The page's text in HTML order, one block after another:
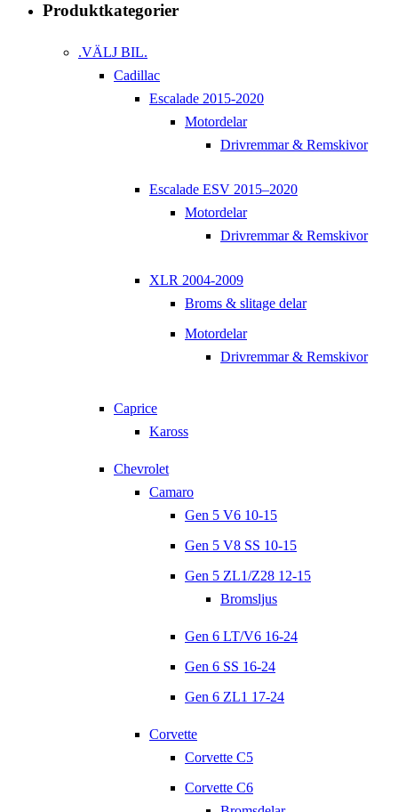
Produktkategorier
.VÄLJ BIL.
Cadillac
Escalade 2015-2020
Motordelar
Drivremmar & Remskivor
Escalade ESV 2015–2020
Motordelar
Drivremmar & Remskivor
XLR 2004-2009
Broms & slitage delar
Motordelar
Drivremmar & Remskivor
Caprice
Kaross
Chevrolet
Camaro
Gen 5 V6 10-15
Gen 5 V8 SS 10-15
Gen 5 ZL1/Z28 12-15
Bromsljus
Gen 6 LT/V6 16-24
Gen 6 SS 16-24
Gen 6 ZL1 17-24
Corvette
Corvette C5
Corvette C6